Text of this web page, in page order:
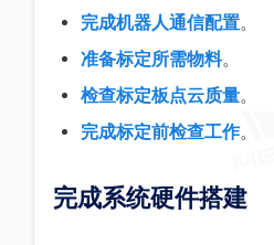
完成机器人通信配置。
准备标定所需物料。
检查标定板点云质量。
完成标定前检查工作。
完成系统硬件搭建